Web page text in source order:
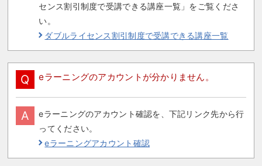
センス割引制度で受講できる講座一覧」をご覧くださ
い。
ダブルライセンス割引制度で受講できる講座一覧
Q eラーニングのアカウントが分かりません。
A
eラーニングのアカウント確認を、下記リンク先から行
ってください。
eラーニングアカウント確認